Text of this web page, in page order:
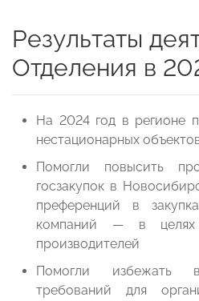
Результаты
Отделения в
На 2024 год в регионе
нестационарных
Помогли повысить
госзакупок в
преференций в
компаний — в целях
производителей
Помогли избежать
требований для